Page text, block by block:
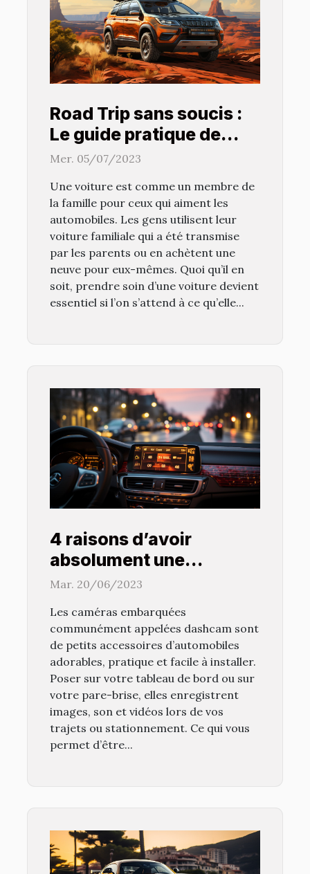
Road Trip sans soucis :
Le guide pratique de
l'entretien automobile
tracas
Mer. 05/07/2023
Une voiture est comme un membre de
la famille pour ceux qui aiment les
automobiles. Les gens utilisent leur
voiture familiale qui a été transmise
par les parents ou en achètent une
neuve pour eux-mêmes. Quoi qu’il en
soit, prendre soin d’une voiture devient
essentiel si l’on s’attend à ce qu’elle...
4 raisons d’avoir
absolument une
dashcam dans sa voiture
Mar. 20/06/2023
Les caméras embarquées
communément appelées dashcam sont
de petits accessoires d’automobiles
adorables, pratique et facile à installer.
Poser sur votre tableau de bord ou sur
votre pare-brise, elles enregistrent
images, son et vidéos lors de vos
trajets ou stationnement. Ce qui vous
permet d’être...